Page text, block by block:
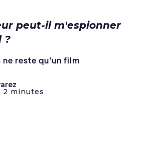
peut-il m'espionner
?
ne reste qu'un film
2 minutes